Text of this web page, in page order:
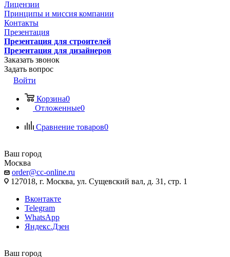
Лицензии
Принципы и миссия компании
Контакты
Презентация
Презентация для строителей
Презентация для дизайнеров
Заказать звонок
Задать вопрос
Войти
Корзина0
Отложенные0
Сравнение товаров0
Ваш город
Москва
order@cc-online.ru
127018, г. Москва, ул. Сущевский вал, д. 31, стр. 1
Вконтакте
Telegram
WhatsApp
Яндекс.Дзен
Ваш город